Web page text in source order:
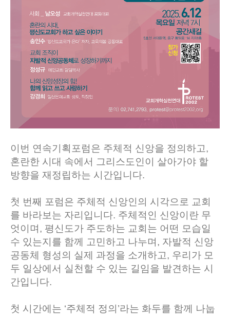
이번 연속기획포럼은 주체적 신앙을 정의하고,
혼란한 시대 속에서 그리스도인이 살아가야 할
방향을 재정립하는 시간입니다.
첫 번째 포럼은 주체적 신앙인의 시각으로 교회
를 바라보는 자리입니다. 주체적인 신앙이란 무
엇이며, 평신도가 주도하는 교회는 어떤 모습일
수 있는지를 함께 고민하고 나누며, 자발적 신앙
공동체 형성의 실제 과정을 소개하고, 우리가 모
두 일상에서 실천할 수 있는 길임을 발견하는 시
간입니다.
첫 시간에는 ‘주체적 정의’라는 화두를 함께 나눕